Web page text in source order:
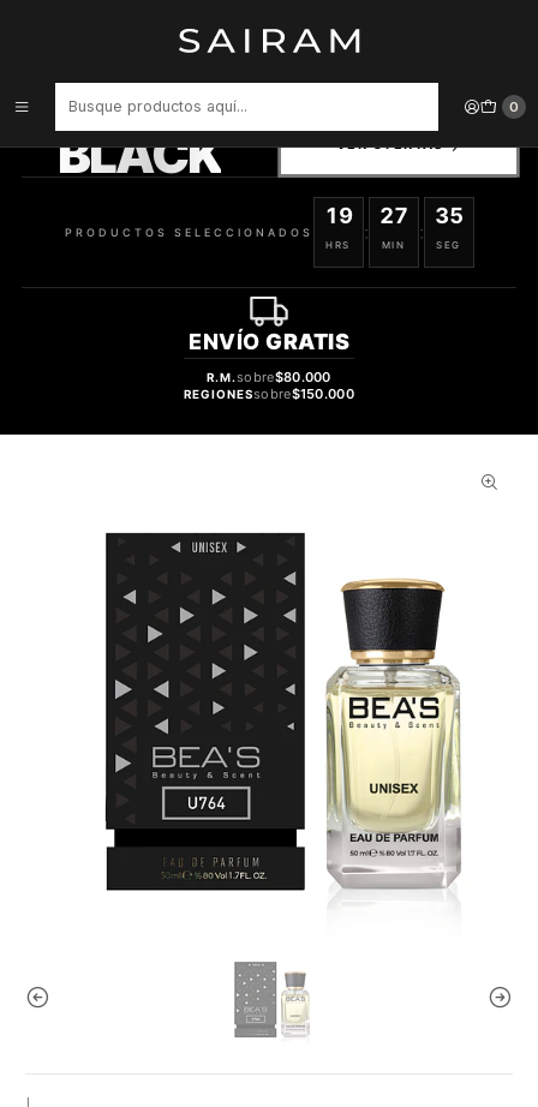
0
Perfume Beas 764 Clon Amouage Sunshine Unisex Edp 50 ml
BLACK
SELECCIONADOS
PRODUCTOS SELECCIONADOS
19
HRS
:
27
MIN
:
34
SEG
ENVÍO GRATIS
R.M.sobre$80.000
REGIONESsobre$150.000